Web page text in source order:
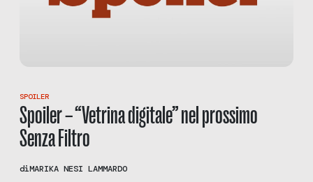
SPOILER
Spoiler – “Vetrina digitale” nel prossimo
Senza Filtro
diMARIKA NESI LAMMARDO